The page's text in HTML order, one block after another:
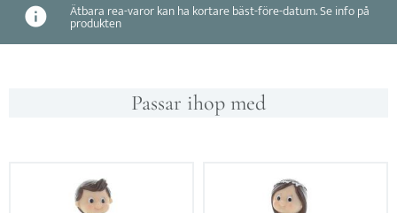
Ätbara rea-varor kan ha kortare bäst-före-datum. Se info på
produkten
Passar ihop med